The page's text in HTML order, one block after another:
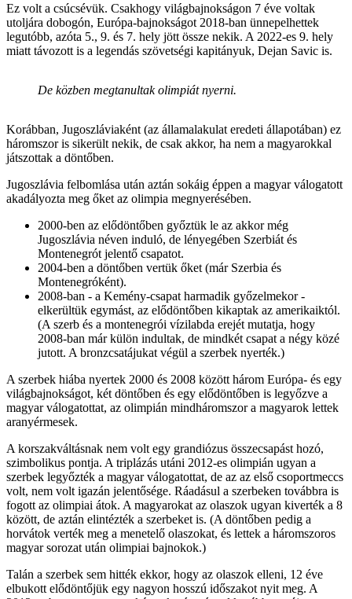
Ez volt a csúcsévük. Csakhogy világbajnokságon 7 éve voltak
utoljára dobogón, Európa-bajnokságot 2018-ban ünnepelhettek
legutóbb, azóta 5., 9. és 7. hely jött össze nekik. A 2022-es 9. hely
miatt távozott is a legendás szövetségi kapitányuk, Dejan Savic is.
De közben megtanultak olimpiát nyerni.
Korábban, Jugoszláviaként (az államalakulat eredeti állapotában) ez
háromszor is sikerült nekik, de csak akkor, ha nem a magyarokkal
játszottak a döntőben.
Jugoszlávia felbomlása után aztán sokáig éppen a magyar válogatott
akadályozta meg őket az olimpia megnyerésében.
2000-ben az elődöntőben győztük le az akkor még
Jugoszlávia néven induló, de lényegében Szerbiát és
Montenegrót jelentő csapatot.
2004-ben a döntőben vertük őket (már Szerbia és
Montenegróként).
2008-ban - a Kemény-csapat harmadik győzelmekor -
elkerültük egymást, az elődöntőben kikaptak az amerikaiktól.
(A szerb és a montenegrói vízilabda erejét mutatja, hogy
2008-ban már külön indultak, de mindkét csapat a négy közé
jutott. A bronzcsatájukat végül a szerbek nyerték.)
A szerbek hiába nyertek 2000 és 2008 között három Európa- és egy
világbajnokságot, két döntőben és egy elődöntőben is legyőzve a
magyar válogatottat, az olimpián mindháromszor a magyarok lettek
aranyérmesek.
A korszakváltásnak nem volt egy grandiózus összecsapást hozó,
szimbolikus pontja. A triplázás utáni 2012-es olimpián ugyan a
szerbek legyőzték a magyar válogatottat, de az az első csoportmeccs
volt, nem volt igazán jelentősége. Ráadásul a szerbeken továbbra is
fogott az olimpiai átok. A magyarokat az olaszok ugyan kiverték a 8
között, de aztán elintézték a szerbeket is. (A döntőben pedig a
horvátok verték meg a menetelő olaszokat, és lettek a háromszoros
magyar sorozat után olimpiai bajnokok.)
Talán a szerbek sem hitték ekkor, hogy az olaszok elleni, 12 éve
elbukott elődöntőjük egy nagyon hosszú időszakot nyit meg. A